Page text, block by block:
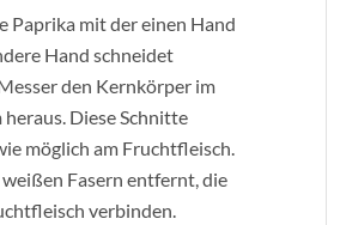
Paprika mit der einen Hand
Hand schneidet
den Kernkörper im
Diese Schnitte
möglich am Fruchtfleisch.
Fasern entfernt, die
verbinden.